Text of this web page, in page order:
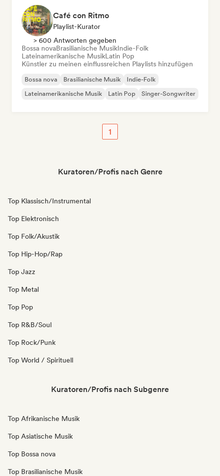
Café con Ritmo
Playlist-Kurator
> 600 Antworten gegeben
Bossa novaBrasilianische MusikIndie-Folk
Lateinamerikanische MusikLatin Pop
Künstler zu meinen einflussreichen Playlists hinzufügen
Bossa nova Brasilianische Musik
Indie-Folk
Lateinamerikanische Musik
Latin Pop Singer-Songwriter
1
Kuratoren/Profis nach Genre
Top Klassisch/Instrumental
Top Elektronisch
Top Folk/Akustik
Top Hip-Hop/Rap
Top Jazz
Top Metal
Top Pop
Top R&B/Soul
Top Rock/Punk
Top World / Spirituell
Kuratoren/Profis nach Subgenre
Top Afrikanische Musik
Top Asiatische Musik
Top Bossa nova
Top Brasilianische Musik